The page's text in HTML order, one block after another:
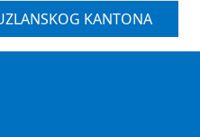
KANTONA